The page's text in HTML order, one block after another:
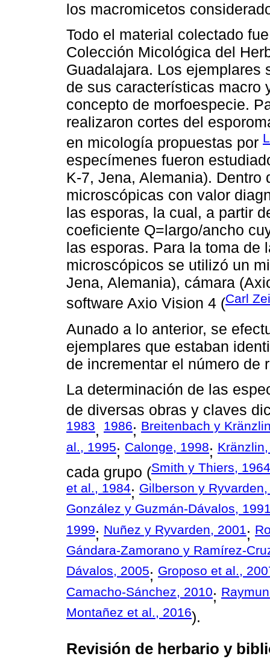
los macromicetos
Todo el material colectado
Colección Micológica del
Guadalajara. Los ejemplares
de sus características macro
concepto de morfoespecie.
realizaron cortes del
en micología propuestas por
especímenes fueron
K-7, Jena, Alemania).
microscópicas con valor
las esporas, la cual, a partir
coeficiente Q=largo/ancho
las esporas. Para la toma de
microscópicos se utilizó un
Jena, Alemania), cámara
software Axio Vision 4 (Carl
Aunado a lo anterior, se
ejemplares que estaban
de incrementar el número de
La determinación de las
de diversas obras y claves
1983, 1986; Breitenbach y
al., 1995; Calonge, 1998;
cada grupo (Smith y Thiers, 1964
et al., 1984; Gilberson y
González y Guzmán-Dávalos,
1999; Nuñez y Ryvarden, 2001;
Gándara-Zamorano y Ramírez-
Dávalos, 2005; Groposo et al.,
Camacho-Sánchez, 2010;
Montañez et al., 2016).
Revisión de herbario y